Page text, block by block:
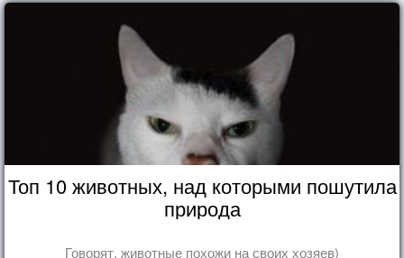
Топ 10 животных, над которыми пошутила
природа
Говорят, животные похожи на своих хозяев)